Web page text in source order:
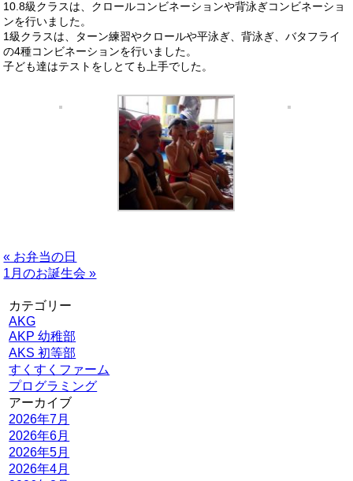
10.8級クラスは、クロールコンビネーションや背泳ぎコンビネーショ
ンを行いました。
1級クラスは、ターン練習やクロールや平泳ぎ、背泳ぎ、バタフライ
の4種コンビネーションを行いました。
子ども達はテストをしとても上手でした。
« お弁当の日
1月のお誕生会 »
カテゴリー
AKG
AKP 幼稚部
AKS 初等部
すくすくファーム
プログラミング
アーカイブ
2026年7月
2026年6月
2026年5月
2026年4月